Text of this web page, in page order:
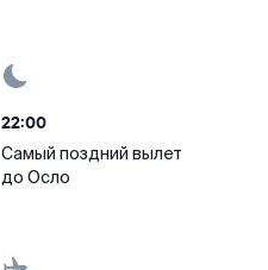
22:00
Самый поздний вылет
до Осло